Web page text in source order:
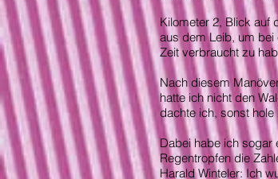
Kilometer 2, Blick auf
aus dem Leib, um
Zeit verbraucht zu
Nach diesem
hatte ich nicht den
dachte ich, sonst
Dabei habe ich sogar
Regentropfen die
Harald Winteler: Ich